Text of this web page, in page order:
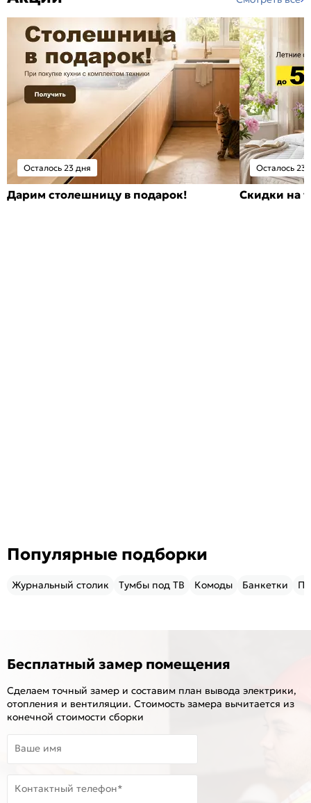
Осталось 23 дня
Дарим столешницу в подарок!
Осталось 23
Скидки на
Популярные подборки
Журнальный столик Тумбы под ТВ Комоды Банкетки
Бесплатный замер помещения
Сделаем точный замер и составим план вывода электрики,
отопления и вентиляции. Стоимость замера вычитается из
конечной стоимости сборки
Ваше имя
Контактный телефон*